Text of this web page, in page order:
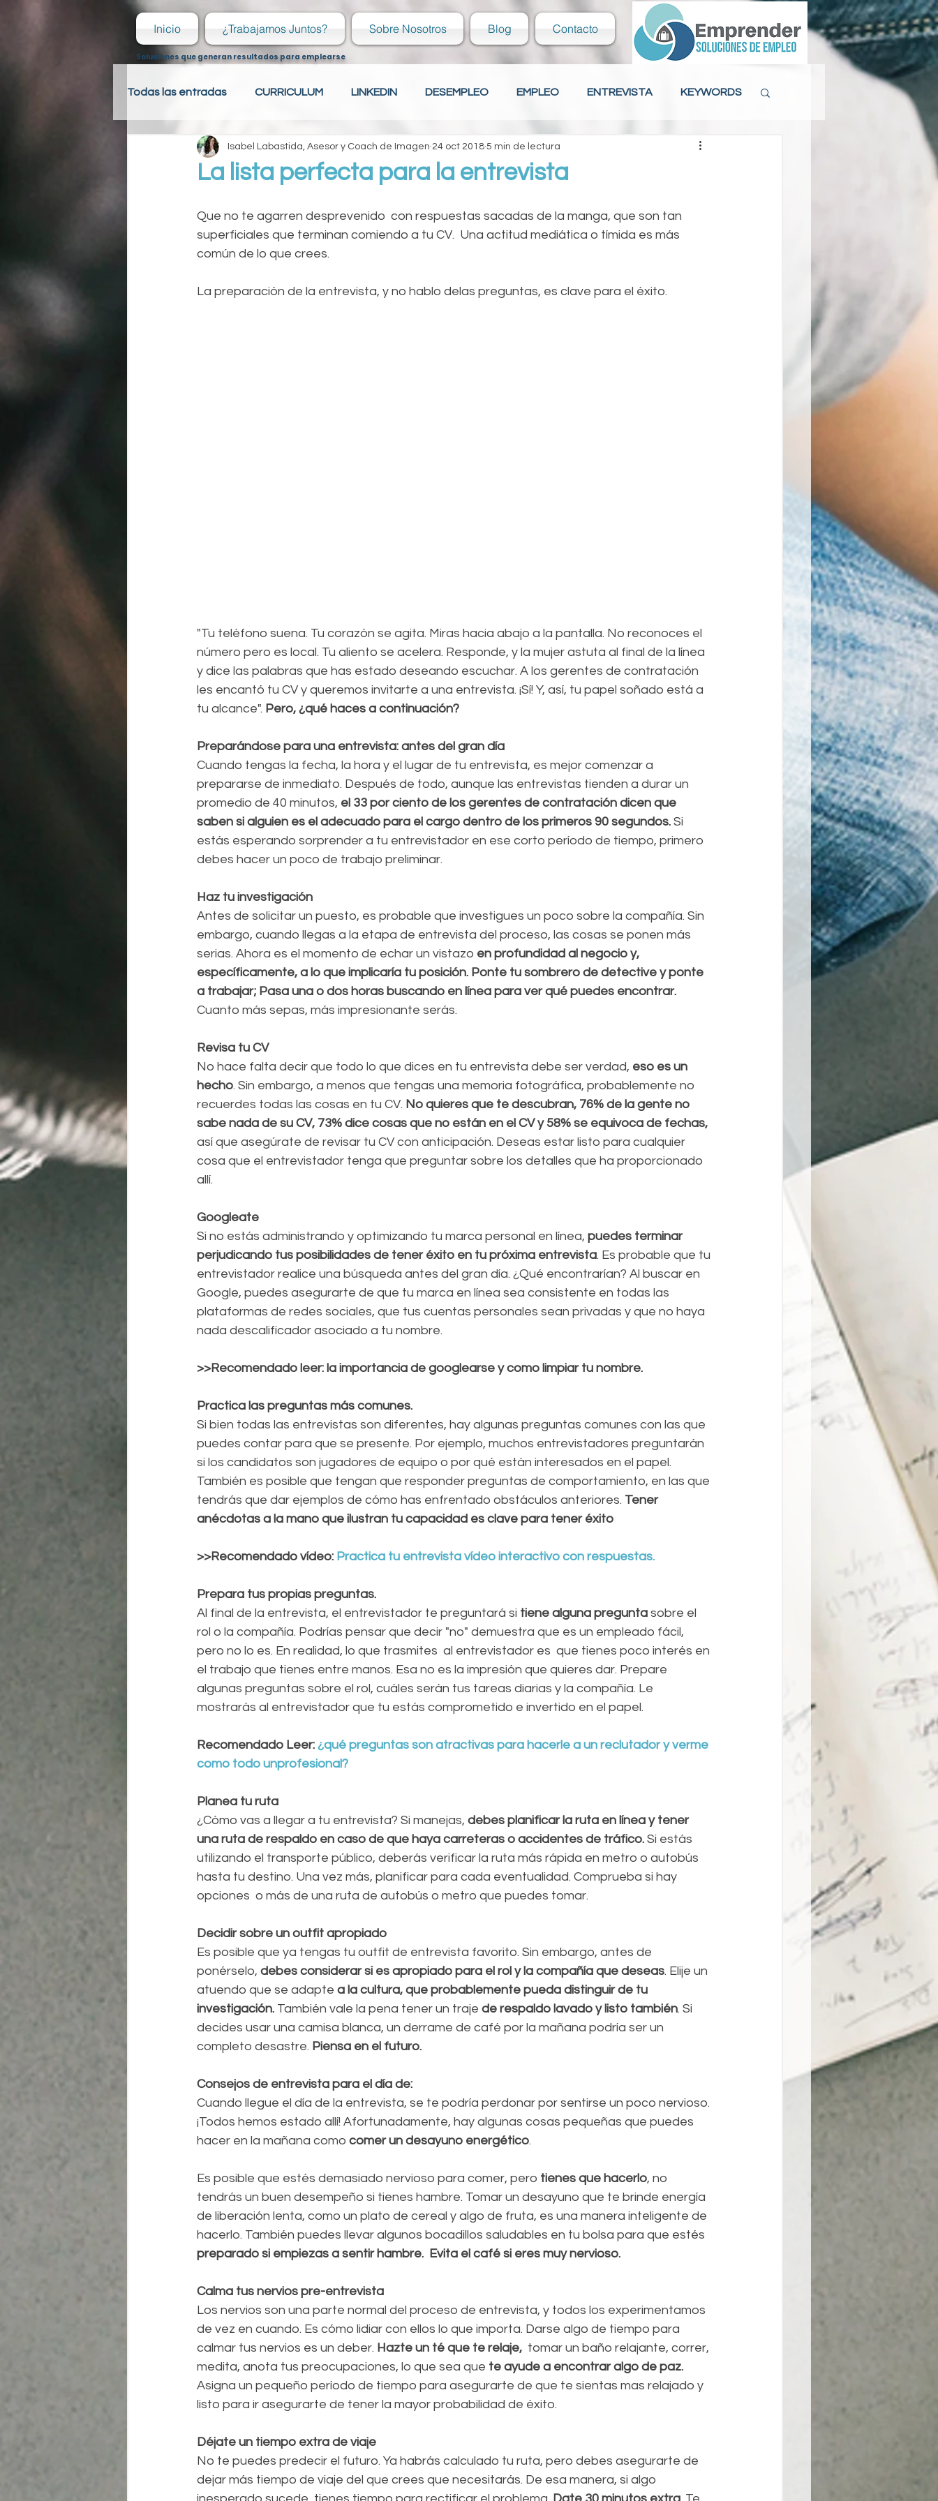
Inicio ¿Trabajamos Juntos? Sobre Nosotros Blog Contacto
Soluciones que generan resultados para emplearse
Todas las entradas CURRICULUM LINKEDIN DESEMPLEO EMPLEO ENTREVISTA KEYWORDS
PSICOLOGÍA LABORAL RECIÉN EGRESADO COVER LETTER HABILIDADES ACTITUD LABORAL
HOJA DE VIDA
La lista perfecta para la entrevista
Isabel Labastida, Asesor y Coach de Imagen 24 oct 2018 5 min de lectura
Que no te agarren desprevenido  con respuestas sacadas de la manga, que son tan
superficiales que terminan comiendo a tu CV.  Una actitud mediática o tímida es más
común de lo que crees.
La preparación de la entrevista, y no hablo delas preguntas, es clave para el éxito.
"Tu teléfono suena. Tu corazón se agita. Miras hacia abajo a la pantalla. No reconoces el
número pero es local. Tu aliento se acelera. Responde, y la mujer astuta al final de la línea
y dice las palabras que has estado deseando escuchar. A los gerentes de contratación
les encantó tu CV y ​​queremos invitarte a una entrevista. ¡Sí! Y, así, tu papel soñado está a
tu alcance". Pero, ¿qué haces a continuación?
Preparándose para una entrevista: antes del gran día
Cuando tengas la fecha, la hora y el lugar de tu entrevista, es mejor comenzar a
prepararse de inmediato. Después de todo, aunque las entrevistas tienden a durar un
promedio de 40 minutos, el 33 por ciento de los gerentes de contratación dicen que
saben si alguien es el adecuado para el cargo dentro de los primeros 90 segundos. Si
estás esperando sorprender a tu entrevistador en ese corto período de tiempo, primero
debes hacer un poco de trabajo preliminar.
Haz tu investigación
Antes de solicitar un puesto, es probable que investigues un poco sobre la compañía. Sin
embargo, cuando llegas a la etapa de entrevista del proceso, las cosas se ponen más
serias. Ahora es el momento de echar un vistazo en profundidad al negocio y,
específicamente, a lo que implicaría tu posición. Ponte tu sombrero de detective y ponte
a trabajar; Pasa una o dos horas buscando en línea para ver qué puedes encontrar.
Cuanto más sepas, más impresionante serás.
Revisa tu CV
No hace falta decir que todo lo que dices en tu entrevista debe ser verdad, eso es un
hecho. Sin embargo, a menos que tengas una memoria fotográfica, probablemente no
recuerdes todas las cosas en tu CV. No quieres que te descubran, 76% de la gente no
sabe nada de su CV, 73% dice cosas que no están en el CV y 58% se equivoca de fechas,
así que asegúrate de revisar tu CV con anticipación. Deseas estar listo para cualquier
cosa que el entrevistador tenga que preguntar sobre los detalles que ha proporcionado
allí.
Googleate
Si no estás administrando y optimizando tu marca personal en línea, puedes terminar
perjudicando tus posibilidades de tener éxito en tu próxima entrevista. Es probable que tu
entrevistador realice una búsqueda antes del gran día. ¿Qué encontrarían? Al buscar en
Google, puedes asegurarte de que tu marca en línea sea consistente en todas las
plataformas de redes sociales, que tus cuentas personales sean privadas y que no haya
nada descalificador asociado a tu nombre.
>>Recomendado leer: la importancia de googlearse y como limpiar tu nombre.
Practica las preguntas más comunes.
Si bien todas las entrevistas son diferentes, hay algunas preguntas comunes con las que
puedes contar para que se presente. Por ejemplo, muchos entrevistadores preguntarán
si los candidatos son jugadores de equipo o por qué están interesados ​​en el papel.
También es posible que tengan que responder preguntas de comportamiento, en las que
tendrás que dar ejemplos de cómo has enfrentado obstáculos anteriores. Tener
anécdotas a la mano que ilustran tu capacidad es clave para tener éxito
>>Recomendado vídeo: Practica tu entrevista vídeo interactivo con respuestas.
Prepara tus propias preguntas.
Al final de la entrevista, el entrevistador te preguntará si tiene alguna pregunta sobre el
rol o la compañía. Podrías pensar que decir "no" demuestra que es un empleado fácil,
pero no lo es. En realidad, lo que trasmites  al entrevistador es  que tienes poco interés en
el trabajo que tienes entre manos. Esa no es la impresión que quieres dar. Prepare
algunas preguntas sobre el rol, cuáles serán tus tareas diarias y la compañía. Le
mostrarás al entrevistador que tu estás comprometido e invertido en el papel.
Recomendado Leer: ¿qué preguntas son atractivas para hacerle a un reclutador y verme
como todo unprofesional?
Planea tu ruta
¿Cómo vas a llegar a tu entrevista? Si manejas, debes planificar la ruta en línea y tener
una ruta de respaldo en caso de que haya carreteras o accidentes de tráfico. Si estás
utilizando el transporte público, deberás verificar la ruta más rápida en metro o autobús
hasta tu destino. Una vez más, planificar para cada eventualidad. Comprueba si hay
opciones  o más de una ruta de autobús o metro que puedes tomar.
Decidir sobre un outfit apropiado
Es posible que ya tengas tu outfit de entrevista favorito. Sin embargo, antes de
ponérselo, debes considerar si es apropiado para el rol y la compañía que deseas. Elije un
atuendo que se adapte a la cultura, que probablemente pueda distinguir de tu
investigación. También vale la pena tener un traje de respaldo lavado y listo también. Si
decides usar una camisa blanca, un derrame de café por la mañana podría ser un
completo desastre. Piensa en el futuro.
Consejos de entrevista para el día de:
Cuando llegue el día de la entrevista, se te podría perdonar por sentirse un poco nervioso.
¡Todos hemos estado allí! Afortunadamente, hay algunas cosas pequeñas que puedes
hacer en la mañana como comer un desayuno energético.
Es posible que estés demasiado nervioso para comer, pero tienes que hacerlo, no
tendrás un buen desempeño si tienes hambre. Tomar un desayuno que te brinde energía
de liberación lenta, como un plato de cereal y algo de fruta, es una manera inteligente de
hacerlo. También puedes llevar algunos bocadillos saludables en tu bolsa para que estés
preparado si empiezas a sentir hambre.  Evita el café si eres muy nervioso.
Calma tus nervios pre-entrevista
Los nervios son una parte normal del proceso de entrevista, y todos los experimentamos
de vez en cuando. Es cómo lidiar con ellos lo que importa. Darse algo de tiempo para
calmar tus nervios es un deber. Hazte un té que te relaje, tomar un baño relajante, correr,
medita, anota tus preocupaciones, lo que sea que te ayude a encontrar algo de paz.
Asigna un pequeño período de tiempo para asegurarte de que te sientas mas relajado y
listo para ir asegurarte de tener la mayor probabilidad de éxito.
Déjate un tiempo extra de viaje
No te puedes predecir el futuro. Ya habrás calculado tu ruta, pero debes asegurarte de
dejar más tiempo de viaje del que crees que necesitarás. De esa manera, si algo